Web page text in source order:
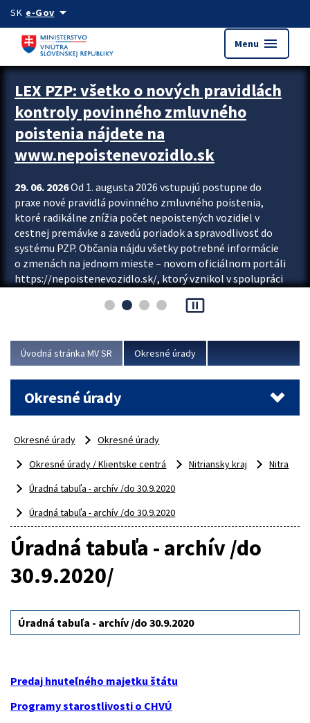
Preskocit na hlavný obsah
SK e-Govarrow_drop_down
Menu menu
Zastavit automatický posun upútavok
LEX PZP: všetko o nových pravidlách
kontroly povinného zmluvného
poistenia nájdete na
www.nepoistenevozidlo.sk
29. 06. 2026Od 1. augusta 2026 vstupujú postupne do
praxe nové pravidlá povinného zmluvného poistenia,
ktoré radikálne znížia počet nepoistených vozidiel v
cestnej premávke a zavedú poriadok a spravodlivosť do
systému PZP. Občania nájdu všetky potrebné informácie
o zmenách na jednom mieste – novom oficiálnom portáli
https://nepoistenevozidlo.sk/, ktorý vznikol v spolupráci
asociácie poisťovní (SLASPO) a Ministerstva vnútra SR.
Viac
pause_presentation
Úvodná stránka MV SR Okresné úrady
Okresné úrady
Okresné úrady
Okresné úrady
Okresné úrady / Klientske centrá
Nitriansky kraj
Nitra
Úradná tabuľa - archív /do 30.9.2020
Úradná tabuľa - archív /do 30.9.2020
Úradná tabuľa - archív /do
30.9.2020/
Úradná tabuľa - archív /do 30.9.2020
Predaj hnuteľného majetku štátu
Programy starostlivosti o CHVÚ